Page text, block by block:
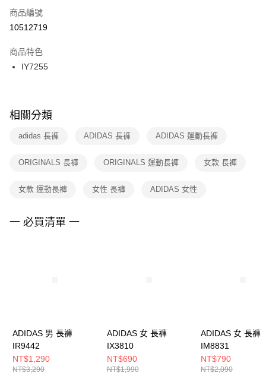
【「AFTEE先享後付」結帳流程】
１．於結帳方式選擇「AFTEE先享後付」後，將跳轉至「AFTEE先享後付」
２．訂單成立數日內，您將收到繳費通知簡訊。
３．收到繳費通知簡訊後14天內，點擊此簡訊中的連結，可透過四大超商／
ATM／網路銀行／等多元方式進行付款，方視為交易完成。
※ 交易是否成功請以「AFTEE先享後付 」之結帳頁面顯示為準，若有關於
是否繳費成功／繳費後需取消欲退款等相關疑問，請聯繫「AFTEE先享後付
客戶支援中心」
https://netprotections.freshdesk.com/support/home
１．透過由恩沛科技股份有限公司提供之「AFTEE先享後付」服務完成之交
權轉讓予恩沛科技股份有限公司。
３．未成年的使用者請事先徵得法定代理人或監護人之同意方可使用
「AFTEE先享後付」，若未經同意申辦者引起之損失，本公司不負相關責
宅配
每筆NT$100，滿NT$1,500(含以上)免運費
付款後門市自取
每筆NT$100，滿NT$1,500(含以上)免運費
商品編號
10512719
商品特色
IY7255
相關分類
adidas 長褲 ADIDAS 長褲 ADIDAS 運動長褲
ORIGINALS 長褲 ORIGINALS 運動長褲 女款 長褲
女款 運動長褲 女性 長褲 ADIDAS 女性
一 必買清單 一
ADIDAS 男 長褲
IR9442
NT$1,290
NT$3,290
ADIDAS 女 長褲
IX3810
NT$690
NT$1,990
ADIDAS 女 長褲
IM8831
NT$790
NT$2,090